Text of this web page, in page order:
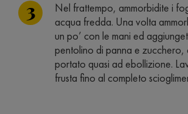
Nel frattempo, ammorbidite i
acqua fredda. Una volta
un po’ con le mani ed
pentolino di panna e zucchero,
portato quasi ad ebollizione.
frusta fino al completo